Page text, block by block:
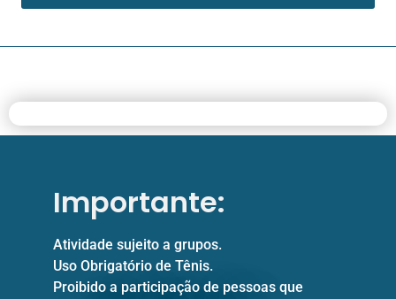
Importante:
Atividade sujeito a grupos.
Uso Obrigatório de Tênis.
Proibido a participação de pessoas que